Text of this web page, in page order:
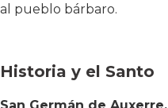
al pueblo bárbaro.
Historia y el Santo